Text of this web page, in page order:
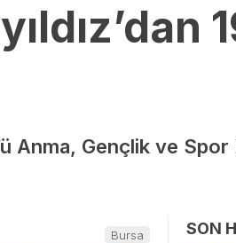
Anma, Gençlik ve Spor
Bursa SON